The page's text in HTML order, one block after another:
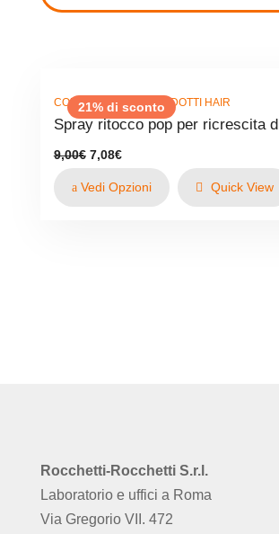
21% di sconto
COLORI E SPRAY PRODOTTI HAIR
Spray ritocco pop per ricrescita
9,00€ Il
originale
era:
7,08€Il
attuale
è:
Vedi Opzioni Quick View
Rocchetti-Rocchetti S.r.l.
Laboratorio e uffici a Roma
Via Gregorio VII. 472